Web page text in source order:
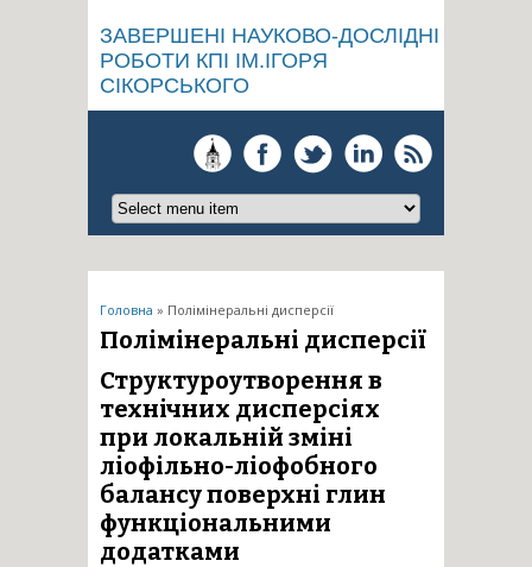
ЗАВЕРШЕНІ НАУКОВО-ДОСЛІДНІ
РОБОТИ КПІ ІМ.ІГОРЯ
СІКОРСЬКОГО
Ви є тут
Головна » Полімінеральні дисперсії
Полімінеральні дисперсії
Структуроутворення в
технічних дисперсіях
при локальній зміні
ліофільно-ліофобного
балансу поверхні глин
функціональними
додатками